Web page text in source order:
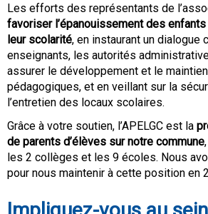
Les efforts des représentants de
favoriser l’épanouissement des
leur scolarité, en instaurant un dialogue
enseignants, les autorités
assurer le développement et le maintien
pédagogiques, et en veillant sur la
l’entretien des locaux scolaires.
Grâce à votre soutien, l’APELGC est la
de parents d’élèves sur notre commune
les 2 collèges et les 9 écoles. Nous
pour nous maintenir à cette position en